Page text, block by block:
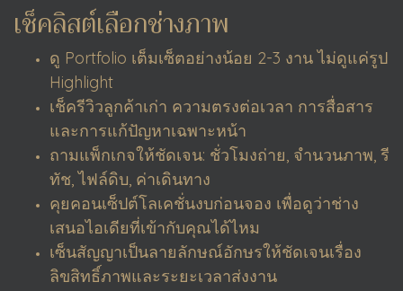
เช็คลิสต์เลือกช่างภาพ
ดู Portfolio เต็มเซ็ตอย่างน้อย 2-3 งาน ไม่ดูแค่รูป
Highlight
เช็ครีวิวลูกค้าเก่า ความตรงต่อเวลา การสื่อสาร
และการแก้ปัญหาเฉพาะหน้า
ถามแพ็กเกจให้ชัดเจน: ชั่วโมงถ่าย, จำนวนภาพ, รี
ทัช, ไฟล์ดิบ, ค่าเดินทาง
คุยคอนเซ็ปต์โลเคชั่นงบก่อนจอง เพื่อดูว่าช่าง
เสนอไอเดียที่เข้ากับคุณได้ไหม
เซ็นสัญญาเป็นลายลักษณ์อักษรให้ชัดเจนเรื่อง
ลิขสิทธิ์ภาพและระยะเวลาส่งงาน